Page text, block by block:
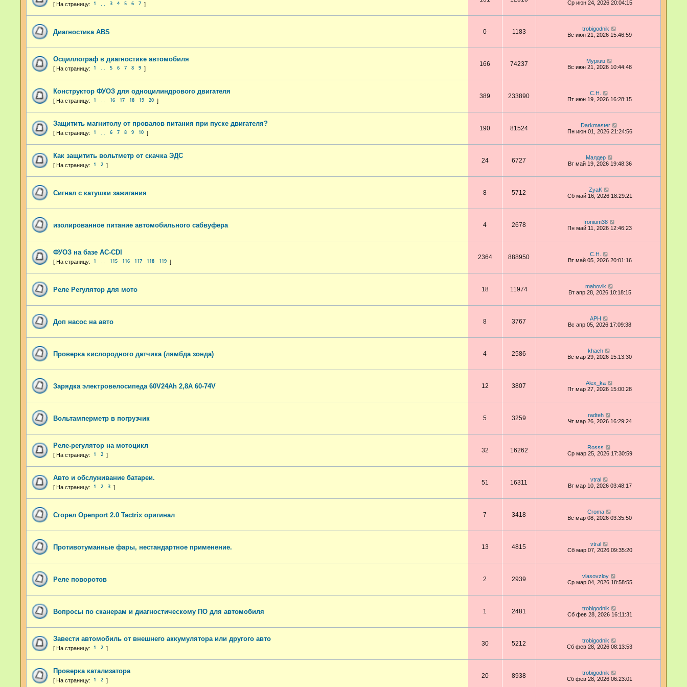
1 3 4 5 6 7
Ср июн 24, 2026 20:04:15
Диагностика ABS 0 1183
trobigodnik
Вс июн 21, 2026 15:46:59
Осциллограф в диагностике автомобиля
1 5 6 7 8 9
166 74237
Муркиз
Вс июн 21, 2026 10:44:48
Конструктор ФУОЗ для одноцилиндрового двигателя
1 16 17 18 19 20
389 233890
С.Н.
Пт июн 19, 2026 16:28:15
Защитить магнитолу от провалов питания при пуске двигателя?
1 6 7 8 9 10
190 81524
Darkmaster
Пн июн 01, 2026 21:24:56
Как защитить вольтметр от скачка ЭДС
1 2
24 6727
Малдер
Вт май 19, 2026 19:48:36
Сигнал с катушки зажигания 8 5712
ZyaK
Сб май 16, 2026 18:29:21
изолированное питание автомобильного сабвуфера 4 2678
Ironium38
Пн май 11, 2026 12:46:23
ФУОЗ на базе AC-CDI
1 115 116 117 118 119
2364 888950
С.Н.
Вт май 05, 2026 20:01:16
Реле Регулятор для мото 18 11974
mahovik
Вт апр 28, 2026 10:18:15
Доп насос на авто 8 3767
АРН
Вс апр 05, 2026 17:09:38
Проверка кислородного датчика (лямбда зонда) 4 2586
khach
Вс мар 29, 2026 15:13:30
Зарядка электровелосипеда 60V24Ah 2,8A 60-74V 12 3807
Alex_ka
Пт мар 27, 2026 15:00:28
Вольтамперметр в погрузчик 5 3259
radteh
Чт мар 26, 2026 16:29:24
Реле-регулятор на мотоцикл
1 2
32 16262
Rosss
Ср мар 25, 2026 17:30:59
Авто и обслуживание батареи.
1 2 3
51 16311
vtral
Вт мар 10, 2026 03:48:17
Сгорел Openport 2.0 Tactrix оригинал 7 3418
Croma
Вс мар 08, 2026 03:35:50
Противотуманные фары, нестандартное применение. 13 4815
vtral
Сб мар 07, 2026 09:35:20
Реле поворотов 2 2939
vlasovzloy
Ср мар 04, 2026 18:58:55
Вопросы по сканерам и диагностическому ПО для автомобиля 1 2481
trobigodnik
Сб фев 28, 2026 16:11:31
Завести автомобиль от внешнего аккумулятора или другого авто
1 2
30 5212
trobigodnik
Сб фев 28, 2026 08:13:53
Проверка катализатора
1 2
20 8938
trobigodnik
Сб фев 28, 2026 06:23:01